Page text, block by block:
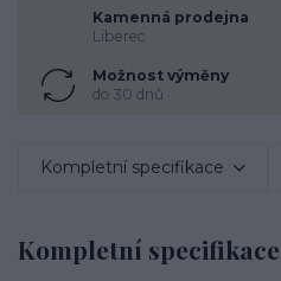
Kamenná prodejna
Liberec
Možnost výměny
do 30 dnů
Kompletní specifikace
Kompletní specifikace